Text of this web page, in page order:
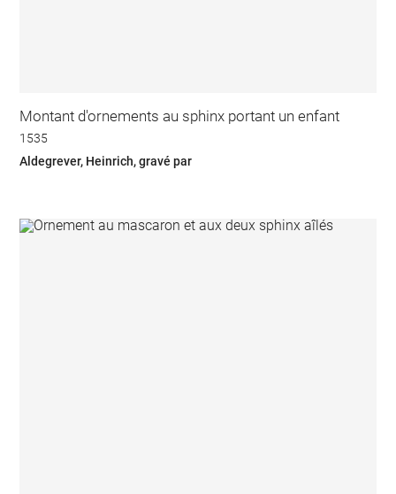
Montant d'ornements au sphinx portant un enfant
1535
Aldegrever, Heinrich, gravé par